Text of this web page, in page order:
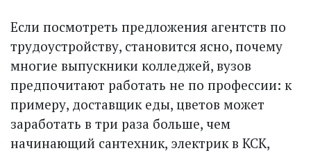
Если посмотреть предложения агентств по
трудоустройству, становится ясно, почему
многие выпускники колледжей, вузов
предпочитают работать не по профессии: к
примеру, доставщик еды, цветов может
заработать в три раза больше, чем
начинающий сантехник, электрик в КСК,